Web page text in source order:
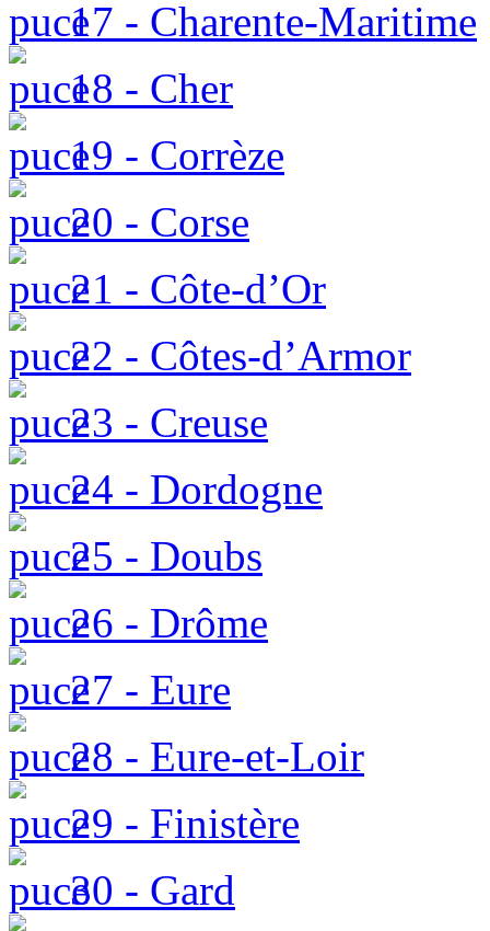
17 - Charente-Maritime
18 - Cher
19 - Corrèze
20 - Corse
21 - Côte-d’Or
22 - Côtes-d’Armor
23 - Creuse
24 - Dordogne
25 - Doubs
26 - Drôme
27 - Eure
28 - Eure-et-Loir
29 - Finistère
30 - Gard